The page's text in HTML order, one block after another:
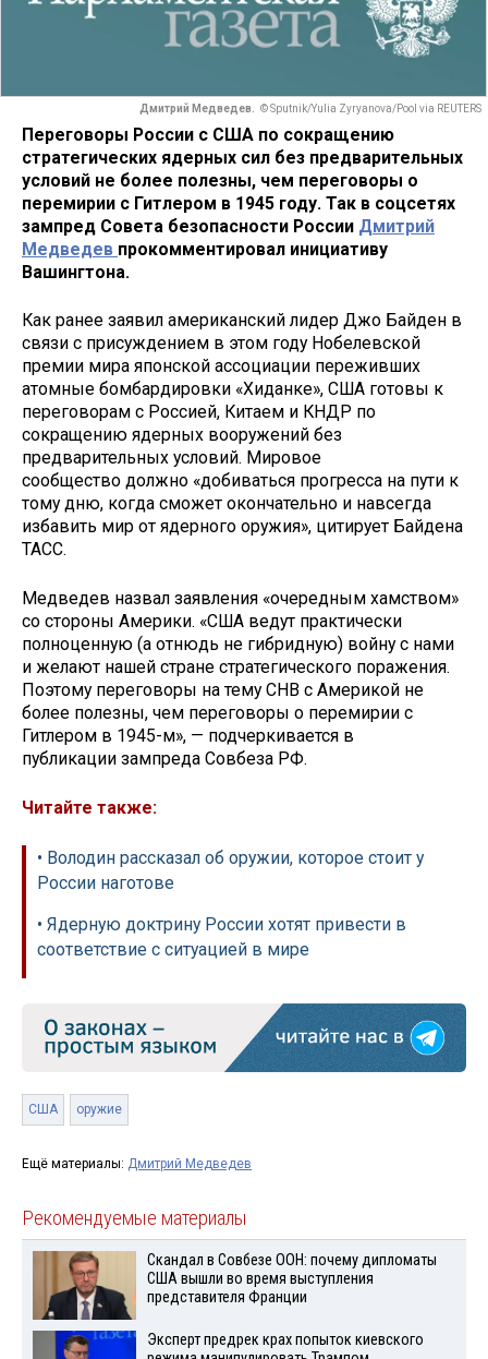
Дмитрий Медведев. © Sputnik/Yulia Zyryanova/Pool via REUTERS
Переговоры России с США по сокращению
стратегических ядерных сил без предварительных
условий не более полезны, чем переговоры о
перемирии с Гитлером в 1945 году. Так в соцсетях
зампред Совета безопасности России Дмитрий
Медведев прокомментировал инициативу
Вашингтона.
Как ранее заявил американский лидер Джо Байден в
связи с присуждением в этом году Нобелевской
премии мира японской ассоциации переживших
атомные бомбардировки «Хиданке», США готовы к
переговорам с Россией, Китаем и КНДР по
сокращению ядерных вооружений без
предварительных условий. Мировое
сообщество должно «добиваться прогресса на пути к
тому дню, когда сможет окончательно и навсегда
избавить мир от ядерного оружия», цитирует Байдена
ТАСС.
Медведев назвал заявления «очередным хамством»
со стороны Америки. «США ведут практически
полноценную (а отнюдь не гибридную) войну с нами
и желают нашей стране стратегического поражения.
Поэтому переговоры на тему СНВ с Америкой не
более полезны, чем переговоры о перемирии с
Гитлером в 1945-м», — подчеркивается в
публикации зампреда Совбеза РФ.
Читайте также:
• Володин рассказал об оружии, которое стоит у
России наготове
• Ядерную доктрину России хотят привести в
соответствие с ситуацией в мире
США оружие
Ещё материалы: Дмитрий Медведев
Рекомендуемые материалы
Скандал в Совбезе ООН: почему дипломаты
США вышли во время выступления
представителя Франции
Эксперт предрек крах попыток киевского